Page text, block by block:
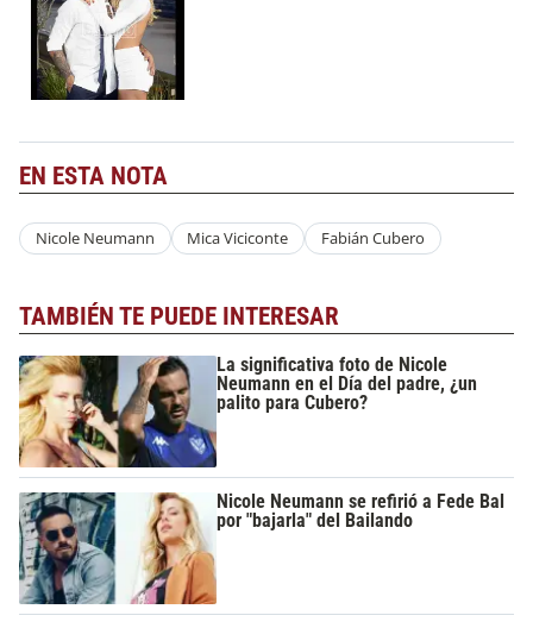
EN ESTA NOTA
Nicole Neumann Mica Viciconte Fabián Cubero
TAMBIÉN TE PUEDE INTERESAR
La significativa foto de Nicole
Neumann en el Día del padre, ¿un
palito para Cubero?
Nicole Neumann se refirió a Fede Bal
por "bajarla" del Bailando